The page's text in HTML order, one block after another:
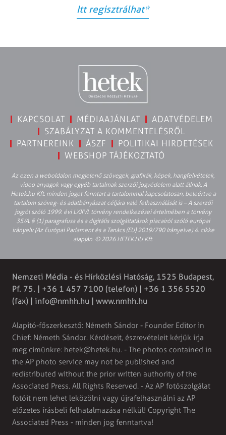
Itt regisztrálhat*
KAPCSOLAT MÉDIAAJÁNLAT
ADATVÉDELEM
SZABÁLYZAT A KOMMENTELÉSRŐL
PARTNEREINK
ÁSZF
POLITIKAI HIRDETÉSEK
WEBSHOP TÁJÉKOZTATÓ
Az ezen a weboldalon megjelenő szövegek, grafikák, képek, hangfelvételek,
video anyagok vagy egyéb tartalmak szerzői jogvédelem alatt állnak. A
Hetek.hu Kft. minden jogot fenntart a tartalommal kapcsolatosan, beleértve a
tartalom szöveg- és adatbányászat céljára való felhasználását is – A szerzői
jogról szóló 1999. évi LXXVI. törvény rendelkezései értelmében a törvény
35/A. § (1) paragrafusa és a digitális szolgáltatások piacairól szóló európai
irányelv (Az Európai Parlament és a Tanács (EU) 2019/790 Irányelve) 4. cikke
alapján. © 2026 HETEK.HU Kft.
Nemzeti Média - és Hírközlési Hatóság, 1525 Budapest,
Pf. 75. | +36 1 457 7100 (telefon) | +36 1 356 5520
(fax) | info@nmhh.hu | www.nmhh.hu
Alapító-főszerkesztő: Németh Sándor - Founder Editor in
Chief: Németh Sándor. Kérdéseit, észrevételeit kérjük írja
meg címünkre: hetek@hetek.hu. - The photos contained in
the AP photo service may not be published and
redistributed without the prior written authority of the
Associated Press. All Rights Reserved. - Az AP fotószolgálat
fotóit nem lehet leközölni vagy újrafelhasználni az AP
előzetes írásbeli felhatalmazása nélkül! Copyright The
Associated Press - minden jog fenntartva!